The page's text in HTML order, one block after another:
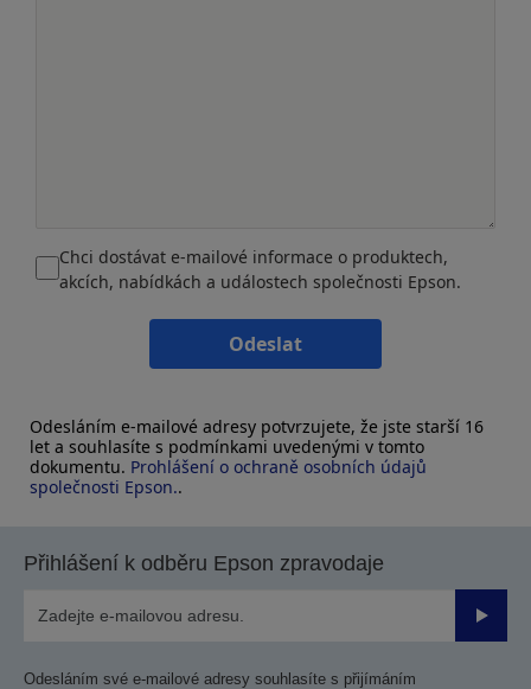
Chci dostávat e-mailové informace o produktech,
akcích, nabídkách a událostech společnosti Epson.
Odeslat
Odesláním e-mailové adresy potvrzujete, že jste starší 16
let a souhlasíte s podmínkami uvedenými v tomto
dokumentu. Prohlášení o ochraně osobních údajů
společnosti Epson..
Přihlášení k odběru Epson zpravodaje
Odesláním své e-mailové adresy souhlasíte s přijímáním